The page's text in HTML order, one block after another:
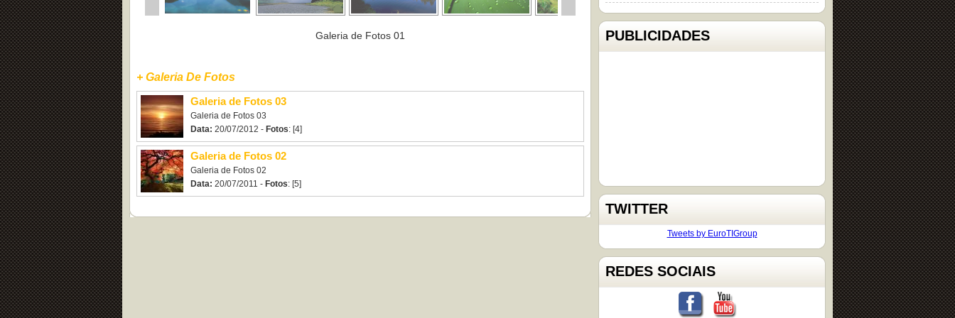
Galeria de Fotos 01
+ Galeria De Fotos
Galeria de Fotos 03
Galeria de Fotos 03
Data: 20/07/2012 - Fotos: [4]
Galeria de Fotos 02
Galeria de Fotos 02
Data: 20/07/2011 - Fotos: [5]
PUBLICIDADES
TWITTER
Tweets by EuroTIGroup
REDES SOCIAIS